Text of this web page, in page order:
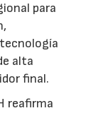
para
alta
final.
reafirma